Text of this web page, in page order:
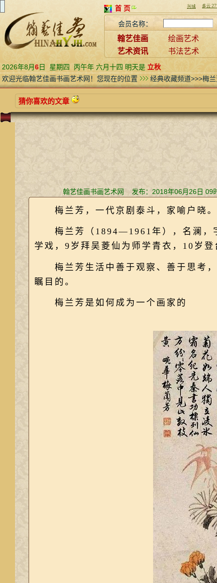
首 页
会员名称：
翰艺佳画
绘画艺术
艺术资讯
书法艺术
2026年8月6日 星期四 丙午年 六月十四 明天是 立秋
欢迎光临翰艺佳画书画艺术网！您现在的位置
经典收藏频道>>>梅
猜你喜欢的文章
翰艺佳画书画艺术网 发布：2018年06月26日
梅兰芳，一代京剧泰斗，家喻户晓。
梅兰芳（1894—1961年），名澜，
学戏，9岁拜吴菱仙为师学青衣，10岁
梅兰芳生活中善于观察、善于思考，
瞩目的。
梅兰芳是如何成为一个画家的